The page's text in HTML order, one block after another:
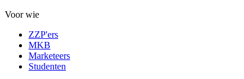
Voor wie
ZZP'ers
MKB
Marketeers
Studenten